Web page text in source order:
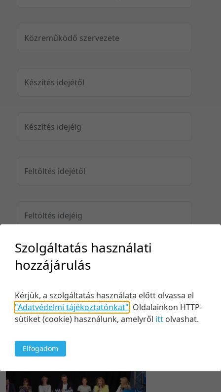
Közreműködő szervezete
Készítés idejétől
Készítés idejéig
Feltöltés idejétől
Feltöltés idejéig
Kezdés/felvétel dátuma szerint
20 tétel/oldal
Szolgáltatás használati
hozzájárulás
Kérjük, a szolgáltatás használata előtt olvassa el
"Adatvédelmi tájékoztatónkat" Oldalainkon HTTP-
sütiket (cookie) használunk, amelyről itt olvashat.
Elfogadom